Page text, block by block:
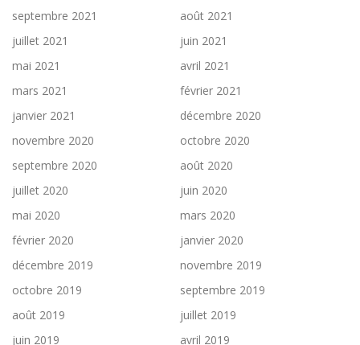
septembre 2021
août 2021
juillet 2021
juin 2021
mai 2021
avril 2021
mars 2021
février 2021
janvier 2021
décembre 2020
novembre 2020
octobre 2020
septembre 2020
août 2020
juillet 2020
juin 2020
mai 2020
mars 2020
février 2020
janvier 2020
décembre 2019
novembre 2019
octobre 2019
septembre 2019
août 2019
juillet 2019
juin 2019
avril 2019